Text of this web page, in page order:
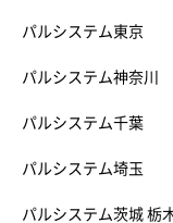
パルシステム東京
パルシステム神奈川
パルシステム千葉
パルシステム埼玉
パルシステム茨城 栃